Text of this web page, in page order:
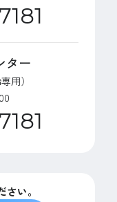
ター
用）
い。